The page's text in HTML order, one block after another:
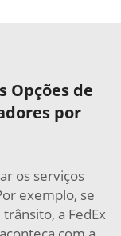
Opções de
por
os serviços
exemplo, se
a FedEx